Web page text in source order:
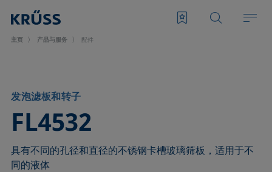
主页 产品与服务 配件
发泡滤板和转子
FL4532
–
具有不同的孔径和直径的不锈钢卡槽玻璃筛板，适用于不
同的液体